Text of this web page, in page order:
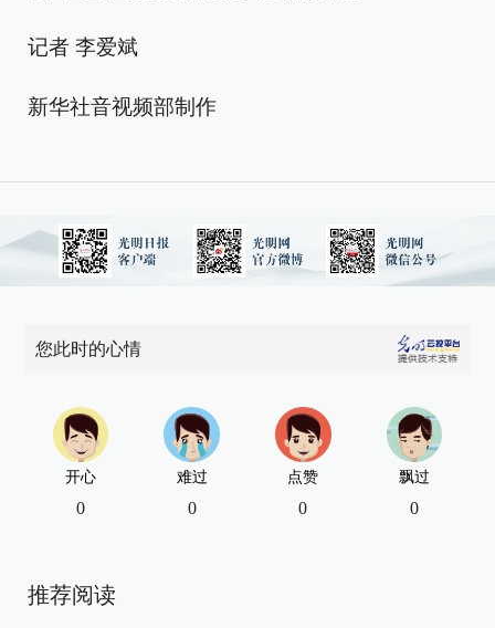
记者 李爱斌
新华社音视频部制作
您此时的心情
开心
0
难过
0
点赞
0
飘过
0
推荐阅读